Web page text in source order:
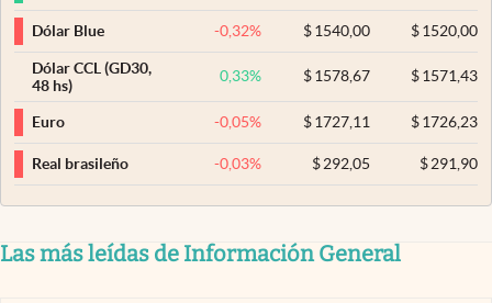
Dólar Blue -0,32% $ 1540,00 $1520,00
Dólar CCL (GD30,
48 hs)
0,33% $ 1578,67 $1571,43
Euro -0,05% $ 1727,11 $1726,23
Real brasileño -0,03% $ 292,05 $291,90
Las más leídas de Información General